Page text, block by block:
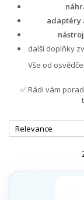
adaptéry
další doplňky
Vše od
✅ Rádi vám
Relevance